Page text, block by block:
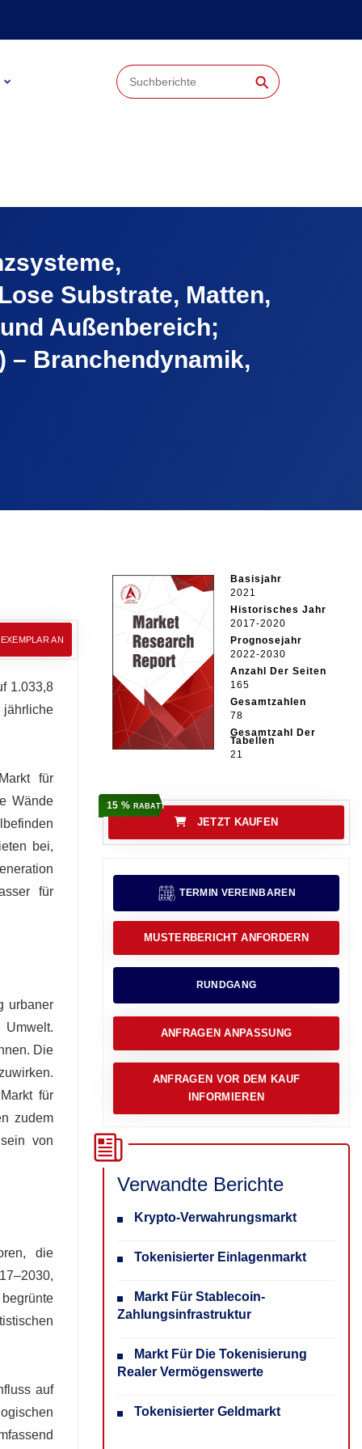
⚲
Substrate, Matten,
Außenbereich;
– Branchendynamik,
AN
1.033,8
jährliche
für
Wände
bei,
für
urbaner
Die
für
zudem
von
die
auf
Basisjahr
2021
Historisches Jahr
2017-2020
Prognosejahr
2022-2030
Anzahl Der Seiten
165
Gesamtzahlen
78
Gesamtzahl Der
Tabellen
21
15 % RABATT
JETZT KAUFEN
TERMIN VEREINBAREN
MUSTERBERICHT ANFORDERN
RUNDGANG
ANFRAGEN ANPASSUNG
ANFRAGEN VOR DEM KAUF
INFORMIEREN
Verwandte Berichte
Krypto-Verwahrungsmarkt
Tokenisierter Einlagenmarkt
Markt Für Stablecoin-
Zahlungsinfrastruktur
Markt Für Die Tokenisierung
Realer Vermögenswerte
Tokenisierter Geldmarkt